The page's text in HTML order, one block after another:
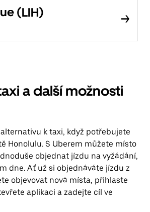
(LIH)
a další možnosti
k taxi, když potřebujete
Honolulu. S Uberem můžete místo
objednat jízdu na vyžádání,
dne. Ať už si objednáváte jízdu z
objevovat nová místa, přihlaste
aplikaci a zadejte cíl ve